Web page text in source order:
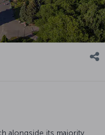
alongside its majority